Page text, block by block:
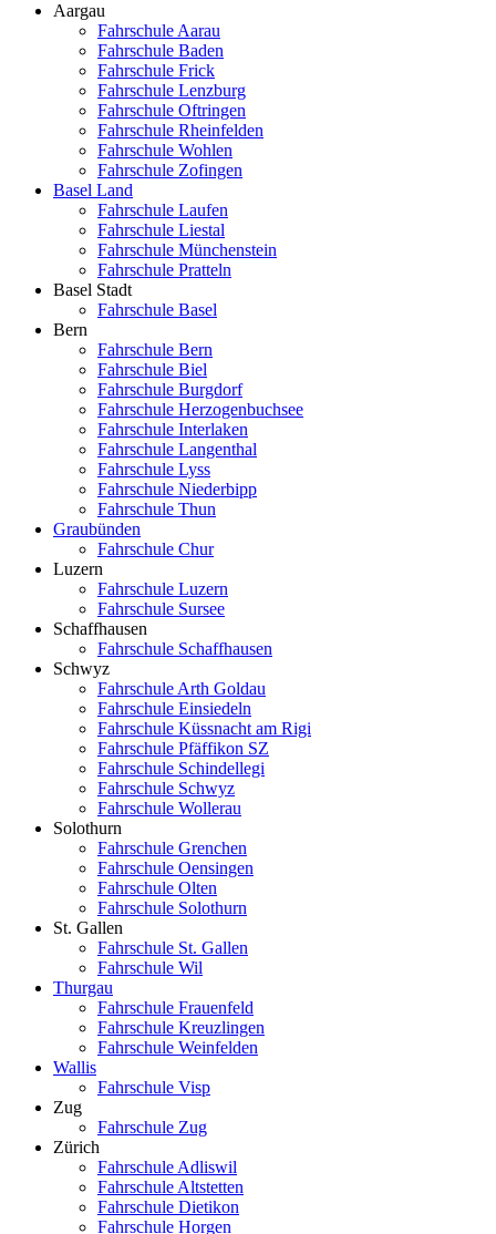
Aargau
Fahrschule Aarau
Fahrschule Baden
Fahrschule Frick
Fahrschule Lenzburg
Fahrschule Oftringen
Fahrschule Rheinfelden
Fahrschule Wohlen
Fahrschule Zofingen
Basel Land
Fahrschule Laufen
Fahrschule Liestal
Fahrschule Münchenstein
Fahrschule Pratteln
Basel Stadt
Fahrschule Basel
Bern
Fahrschule Bern
Fahrschule Biel
Fahrschule Burgdorf
Fahrschule Herzogenbuchsee
Fahrschule Interlaken
Fahrschule Langenthal
Fahrschule Lyss
Fahrschule Niederbipp
Fahrschule Thun
Graubünden
Fahrschule Chur
Luzern
Fahrschule Luzern
Fahrschule Sursee
Schaffhausen
Fahrschule Schaffhausen
Schwyz
Fahrschule Arth Goldau
Fahrschule Einsiedeln
Fahrschule Küssnacht am Rigi
Fahrschule Pfäffikon SZ
Fahrschule Schindellegi
Fahrschule Schwyz
Fahrschule Wollerau
Solothurn
Fahrschule Grenchen
Fahrschule Oensingen
Fahrschule Olten
Fahrschule Solothurn
St. Gallen
Fahrschule St. Gallen
Fahrschule Wil
Thurgau
Fahrschule Frauenfeld
Fahrschule Kreuzlingen
Fahrschule Weinfelden
Wallis
Fahrschule Visp
Zug
Fahrschule Zug
Zürich
Fahrschule Adliswil
Fahrschule Altstetten
Fahrschule Dietikon
Fahrschule Horgen